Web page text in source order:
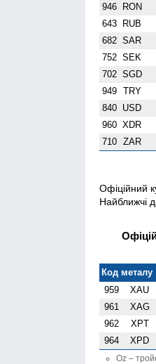
946 RON
643 RUB
682 SAR
752 SEK
702 SGD
949 TRY
840 USD
960 XDR
710 ZAR
Офіційний
Найближчі
Код металу
959
XAU
961 XAG
962 XPT
964 XPD
Oz –